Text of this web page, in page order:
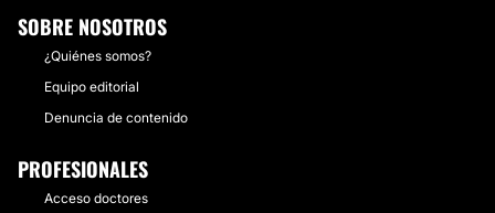
SOBRE NOSOTROS
¿Quiénes somos?
Equipo editorial
Denuncia de contenido
PROFESIONALES
Acceso doctores